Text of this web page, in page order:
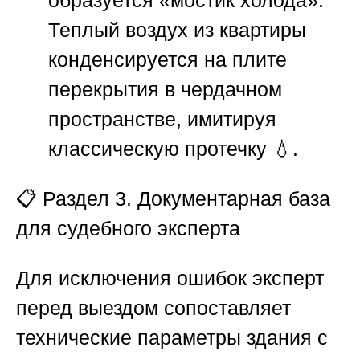
Теплый воздух из квартиры
конденсируется на плите
перекрытия в чердачном
пространстве, имитируя
классическую протечку 💧.
📋 Раздел 3. Документарная база
для судебного эксперта
Для исключения ошибок эксперт
перед выездом сопоставляет
технические параметры здания с